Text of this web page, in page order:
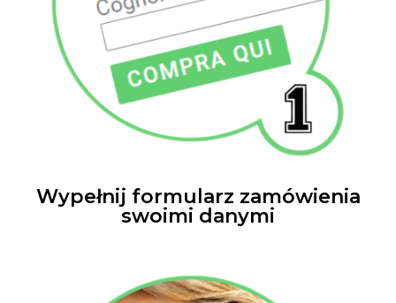
Wypełnij formularz zamówienia
swoimi danymi